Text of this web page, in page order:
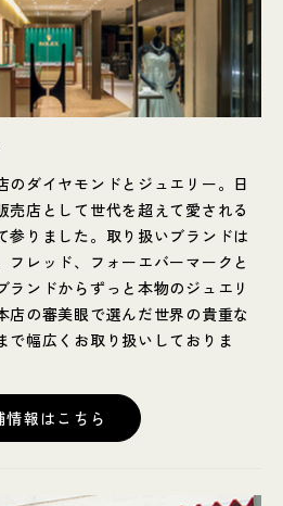
のダイヤモンドとジュエリー。日
売店として世代を超えて愛される
参りました。取り扱いブランドは
フレッド、フォーエバーマークと
ランドからずっと本物のジュエリ
店の審美眼で選んだ世界の貴重な
で幅広くお取り扱いしておりま
情報はこちら